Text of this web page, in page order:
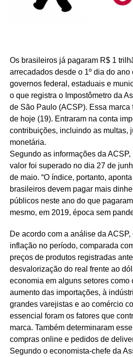
Os brasileiros já pagaram R$ 1
arrecadados desde o 1º dia do
governos federal, estaduais e
o que registra o Impostômetro da
de São Paulo (ACSP). Essa marca
de hoje (19). Entraram na conta
contribuições, incluindo as multas,
monetária.
Segundo as informações da
valor foi superado no dia 27 de
de maio. “O índice, portanto,
brasileiros devem pagar mais
públicos neste ano do que
mesmo, em 2019, época sem
De acordo com a análise da
inflação no período, comparada
preços de produtos registradas
desvalorização do real frente ao
economia em alguns setores como
aumento das importações, à
grandes varejistas e ao comércio
essencial foram os fatores que
marca. Também determinaram
compras online e pedidos de
Segundo o economista-chefe da